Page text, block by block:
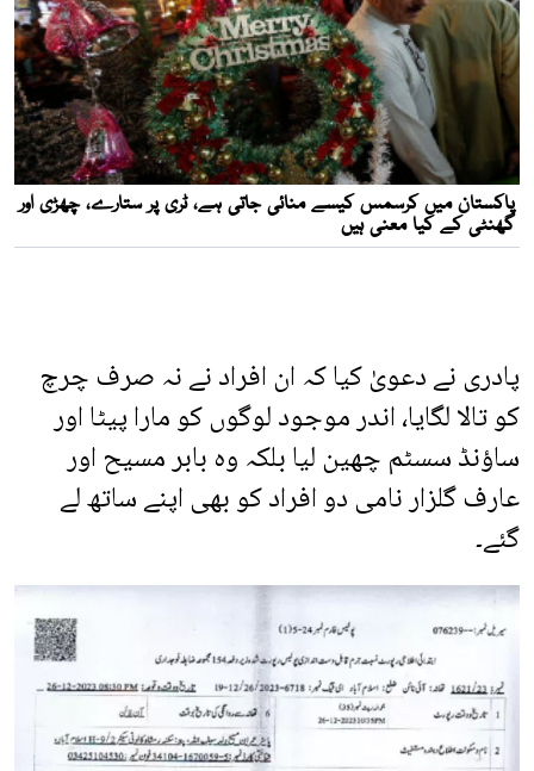
پادری نے دعویٰ کیا کہ ان افراد نے نہ صرف چرچ
کو تالا لگایا، اندر موجود لوگوں کو مارا پیٹا اور
ساؤنڈ سسٹم چھین لیا بلکہ وہ بابر مسیح اور
عارف گلزار نامی دو افراد کو بھی اپنے ساتھ لے
گئے۔